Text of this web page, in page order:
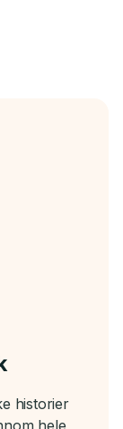
historier